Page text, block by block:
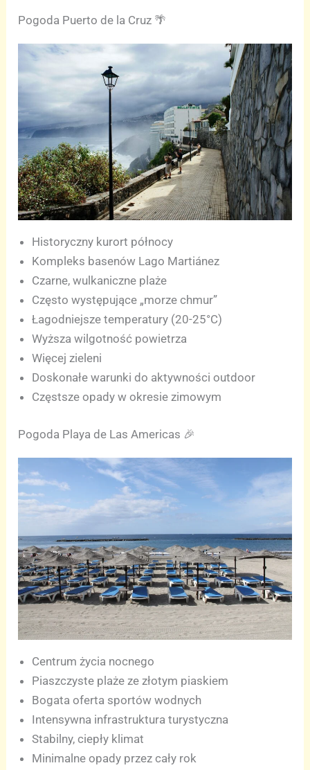
Pogoda Puerto de la Cruz 🌴
Historyczny kurort północy
Kompleks basenów Lago Martiánez
Czarne, wulkaniczne plaże
Często występujące „morze chmur”
Łagodniejsze temperatury (20-25°C)
Wyższa wilgotność powietrza
Więcej zieleni
Doskonałe warunki do aktywności outdoor
Częstsze opady w okresie zimowym
Pogoda Playa de Las Americas 🎉
Centrum życia nocnego
Piaszczyste plaże ze złotym piaskiem
Bogata oferta sportów wodnych
Intensywna infrastruktura turystyczna
Stabilny, ciepły klimat
Minimalne opady przez cały rok